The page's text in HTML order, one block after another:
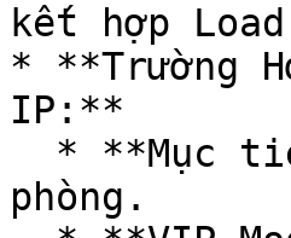
kết hợp
* **Trường
IP:**
phòng.